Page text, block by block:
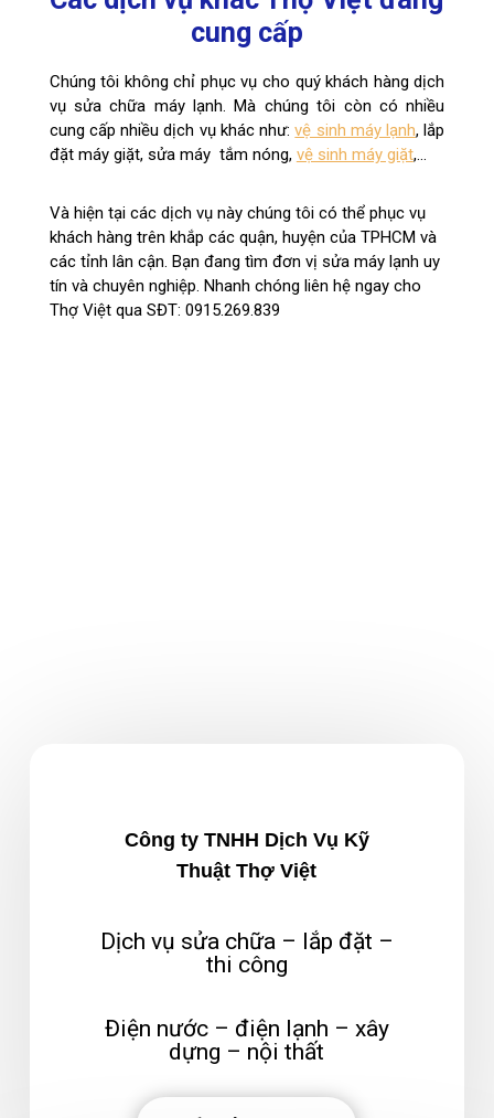
cung cấp
Chúng tôi không chỉ phục vụ cho quý khách hàng dịch
vụ sửa chữa máy lạnh. Mà chúng tôi còn có nhiều
cung cấp nhiều dịch vụ khác như:vệ sinh máy lạnh, lắp
đặt máy giặt, sửa máy tắm nóng, vệ sinh máy giặt,…
Và hiện tại các dịch vụ này chúng tôi có thể phục vụ
khách hàng trên khắp các quận, huyện của TPHCM và
các tỉnh lân cận. Bạn đang tìm đơn vị sửa máy lạnh uy
tín và chuyên nghiệp. Nhanh chóng liên hệ ngay cho
Thợ Việt qua SĐT: 0915.269.839
Công ty TNHH Dịch Vụ Kỹ
Thuật Thợ Việt
Dịch vụ sửa chữa – lắp đặt –
thi công
Điện nước – điện lạnh – xây
dựng – nội thất